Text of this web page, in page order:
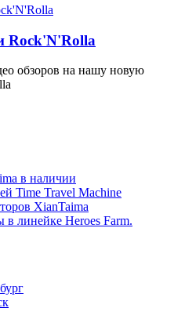
Rock'N'Rolla
обзоров на нашу новую
в наличии
Time Travel Machine
XianTaima
линейке Heroes Farm.